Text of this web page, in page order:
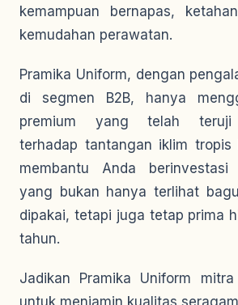
kemampuan bernapas,
kemudahan perawatan.
Pramika Uniform, dengan
di segmen B2B, hanya
premium yang telah teruji
terhadap tantangan iklim tropis
membantu Anda
yang bukan hanya terlihat
dipakai, tetapi juga tetap prima
tahun.
Jadikan Pramika Uniform
untuk menjamin kualitas